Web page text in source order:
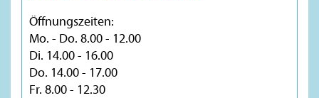
Öffnungszeiten:
Mo. - Do. 8.00 - 12.00
Di. 14.00 - 16.00
Do. 14.00 - 17.00
Fr. 8.00 - 12.30